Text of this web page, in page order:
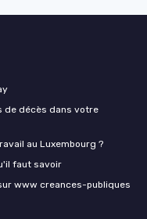
de décès dans votre
au Luxembourg ?
faut savoir
www creances-publiques